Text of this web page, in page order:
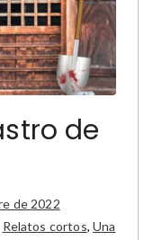
de
de 2022
Relatos cortos, Una